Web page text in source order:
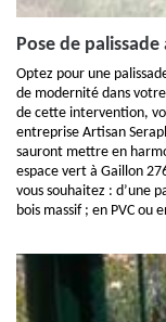
Pose de
Optez pour une
de modernité dans
de cette intervention,
entreprise Artisan
sauront mettre en
espace vert à Gaillon
vous souhaitez : d’une
bois massif ; en PVC ou